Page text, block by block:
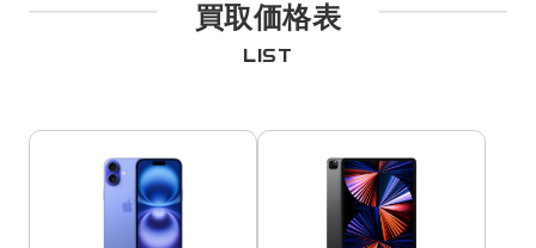
買取価格表
LIST